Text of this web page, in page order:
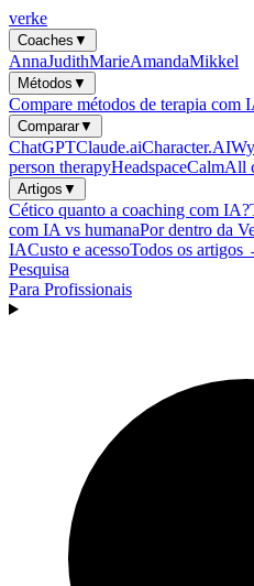
verke
Coaches ▼
AnnaJudithMarieAmandaMikkel
Métodos ▼
Compare métodos de terapia com
Comparar▼
ChatGPTClaude.aiCharacter.AI
person therapyHeadspaceCalmAll
Artigos ▼
Cético quanto a coaching com IA?
com IA vs humanaPor dentro da
IACusto e acessoTodos os artigos
Pesquisa
Para Profissionais